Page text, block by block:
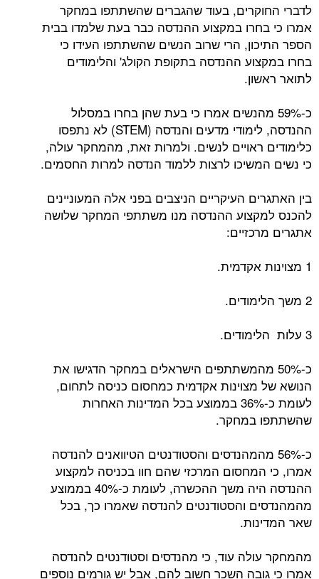
לדברי החוקרים, בעוד שהגברים שהשתתפו במחקר
אמרו כי בחרו במקצוע ההנדסה כבר בעת שלמדו בבית
הספר התיכון, הרי שרוב הנשים שהשתתפו העידו כי
בחרו במקצוע ההנדסה בתקופת הקולג' והלימודים
לתואר ראשון.
כ-59% מהנשים אמרו כי בעת שהן בחרו במסלול
ההנדסה, לימודי מדעים והנדסה (STEM) לא נתפסו
כלימודים ראויים לנשים. ולמרות זאת, מהמחקר עולה,
כי נשים המשיכו לרצות ללמוד הנדסה למרות החסמים.
בין האתגרים העיקריים הניצבים בפני אלה המעוניינים
להכנס למקצוע ההנדסה מנו משתתפי המחקר שלושה
אתגרים מרכזיים:
1 מצוינות אקדמית.
2 משך הלימודים.
3 עלות הלימודים.
כ-50% מהמשתתפים הישראלים במחקר הדגישו את
הנושא של מצוינות אקדמית כמחסום כניסה לתחום,
לעומת כ-36% בממוצע בכל המדינות האחרות
שהשתתפו במחקר.
כ-56% מהמהנדסים והסטודנטים הטיוואנים להנדסה
אמרו, כי המחסום המרכזי שהם חוו בכניסה למקצוע
ההנדסה היה משך ההכשרה, לעומת כ-40% בממוצע
מהמהנדסים והסטודנטים להנדסה שאמרו כך, בכל
שאר המדינות.
מהמחקר עולה עוד, כי מהנדסים וסטודנטים להנדסה
אמרו כי גובה השכר חשוב להם, אבל יש גורמים נוספים